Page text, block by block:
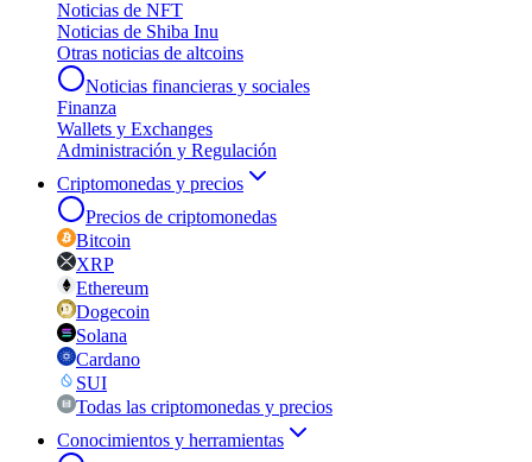
Noticias de NFT
Noticias de Shiba Inu
Otras noticias de altcoins
Noticias financieras y sociales
Finanza
Wallets y Exchanges
Administración y Regulación
Criptomonedas y precios
Precios de criptomonedas
Bitcoin
XRP
Ethereum
Dogecoin
Solana
Cardano
SUI
Todas las criptomonedas y precios
Conocimientos y herramientas